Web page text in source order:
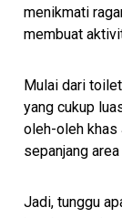
menikmati
membuat
Mulai dari
yang cukup
oleh-oleh khas
sepanjang
Jadi, tunggu